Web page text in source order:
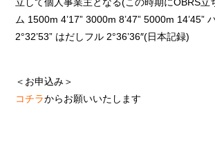
ム 1500m 4’17” 3000m 8’47” 5000m 14’45”
2°32’53” はだしフル 2°36’36″(日本記録)
＜お申込み＞
コチラからお願いいたします